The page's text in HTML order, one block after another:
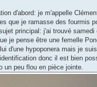
d'abord: je m'appelle
que je ramasse des fourmis
principal: j'ai trouvé samedi
je pense être une femelle
d'une hypoponera mais je
donc il est bien
un peu flou en pièce jointe.